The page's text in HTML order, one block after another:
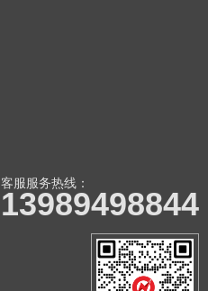
客服服务热线：
13989498844